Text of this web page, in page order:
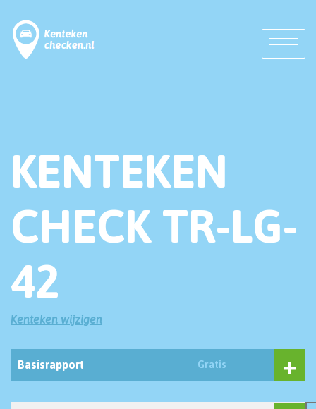
KENTEKEN
CHECK TR-LG-
42
Kenteken wijzigen
Basisrapport Gratis